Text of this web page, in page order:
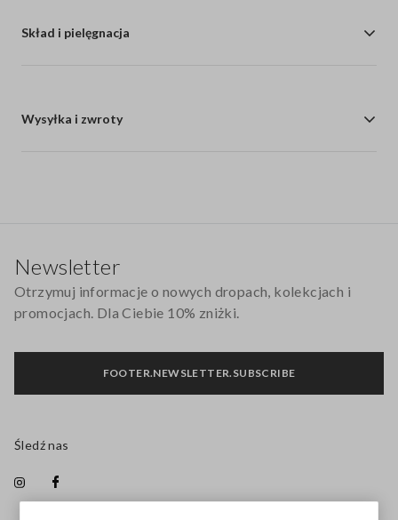
Skład i pielęgnacja
Wysyłka i zwroty
Newsletter
Otrzymuj informacje o nowych dropach, kolekcjach i
promocjach. Dla Ciebie 10% zniżki.
FOOTER.NEWSLETTER.SUBSCRIBE
Śledź nas